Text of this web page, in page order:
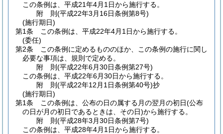
この条例は、平成21年4月1日から施行する。
附 則(平成22年3月16日条例第8号)
(施行期日)
第1条
この条例は、平成22年4月1日から施行する。
(委任)
第2条
この条例に定めるもののほか、この条例の施行に関し
必要な事項は、規則で定める。
附 則(平成22年6月30日条例第27号)
この条例は、平成22年6月30日から施行する。
附 則(平成22年12月1日条例第40号)抄
(施行期日)
第1条
この条例は、公布の日の属する月の翌月の初日(公布
の日が月の初日であるときは、その日)から施行する。
附 則(平成28年3月30日条例第7号)
この条例は、平成28年4月1日から施行する。